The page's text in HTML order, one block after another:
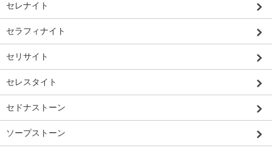
セレナイト
セラフィナイト
セリサイト
セレスタイト
セドナストーン
ソープストーン